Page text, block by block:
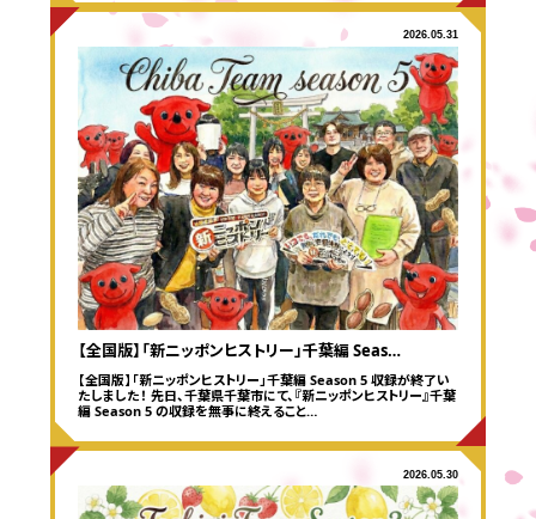
2026.05.31
【全国版】「新ニッポンヒストリー」千葉編 Seas…
【全国版】「新ニッポンヒストリー」千葉編 Season 5 収録が終了い
たしました！ 先日、千葉県千葉市にて、『新ニッポンヒストリー』千葉
編 Season 5 の収録を無事に終えること…
2026.05.30